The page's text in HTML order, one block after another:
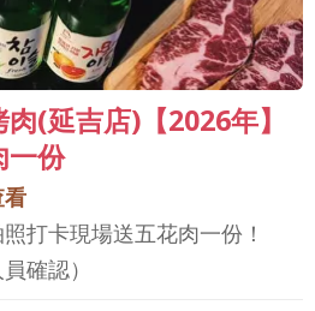
(延吉店)【2026年】
一份
打卡現場送五花肉一份！
確認）